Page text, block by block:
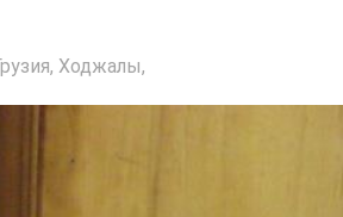
Ходжалы,